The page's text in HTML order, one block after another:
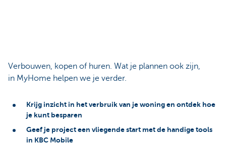
Verbouwen, kopen of huren. Wat je plannen ook zijn,
in MyHome helpen we je verder.
Krijg inzicht in het verbruik van je woning en ontdek hoe
je kunt besparen
Geef je project een vliegende start met de handige tools
in KBC Mobile